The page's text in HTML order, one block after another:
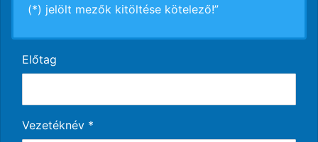
(*) jelölt mezők kitöltése kötelező!”
Előtag
Vezetéknév *